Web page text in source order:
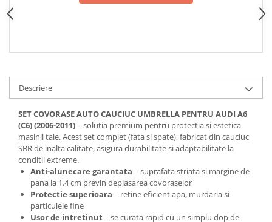
Antigel
Curatare si Detailing Interior
Vopsitorie, Chituri si Adezivi
Curatare si Detailing Exterior
Articole Auto Sezoniere
Produse de Iarna
Cabluri Pornire
Produse de Vara
Descriere
SET COVORASE AUTO CAUCIUC UMBRELLA PENTRU AUDI A6
(C6) (2006-2011)– solutia premium pentru protectia si estetica
masinii tale. Acest set complet (fata si spate), fabricat din cauciuc
SBR de inalta calitate, asigura durabilitate si adaptabilitate la
conditii extreme.
Anti-alunecare garantata – suprafata striata si margine de
pana la 1.4 cm previn deplasarea covoraselor
Protectie superioara – retine eficient apa, murdaria si
particulele fine
Usor de intretinut– se curata rapid cu un simplu dop de